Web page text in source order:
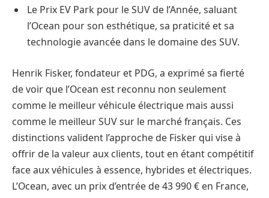
Le Prix EV Park pour le SUV de l’Année, saluant
l’Ocean pour son esthétique, sa praticité et sa
technologie avancée dans le domaine des SUV.
Henrik Fisker, fondateur et PDG, a exprimé sa fierté
de voir que l’Ocean est reconnu non seulement
comme le meilleur véhicule électrique mais aussi
comme le meilleur SUV sur le marché français. Ces
distinctions valident l’approche de Fisker qui vise à
offrir de la valeur aux clients, tout en étant compétitif
face aux véhicules à essence, hybrides et électriques.
L’Ocean, avec un prix d’entrée de 43 990 € en France,